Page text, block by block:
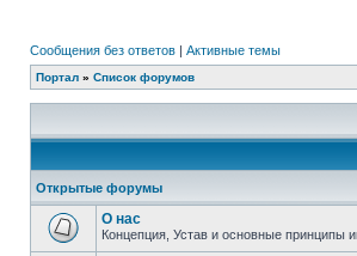
Сообщения без ответов | Активные темы
Портал » Список форумов
Открытые форумы
О нас
Концепция, Устав и основные принципы